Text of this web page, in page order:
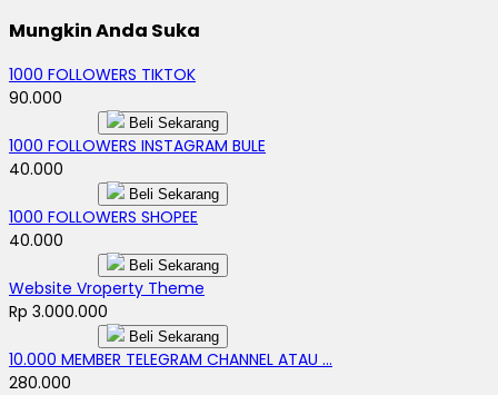
Mungkin Anda Suka
1000 FOLLOWERS TIKTOK
90.000
Beli Sekarang
1000 FOLLOWERS INSTAGRAM BULE
40.000
Beli Sekarang
1000 FOLLOWERS SHOPEE
40.000
Beli Sekarang
Website Vroperty Theme
Rp 3.000.000
Beli Sekarang
10.000 MEMBER TELEGRAM CHANNEL ATAU ...
280.000